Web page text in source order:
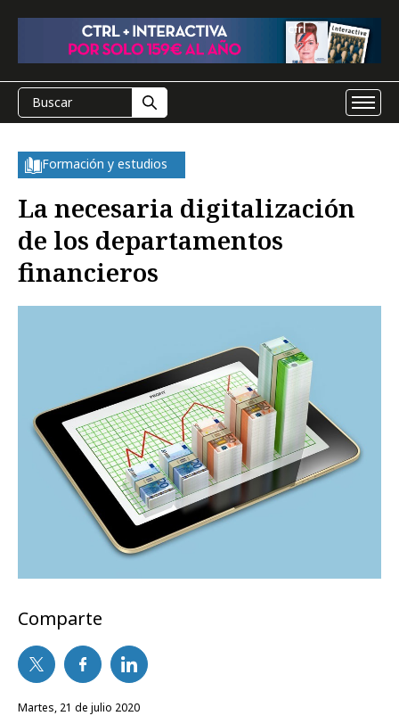
Formación y estudios
La necesaria digitalización
de los departamentos
financieros
Comparte
martes, 21 de julio 2020